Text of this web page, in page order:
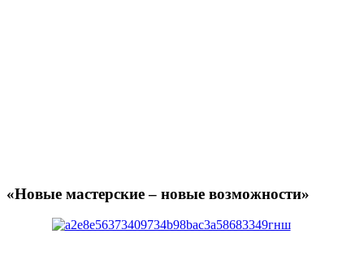
«Новые мастерские – новые возможности»